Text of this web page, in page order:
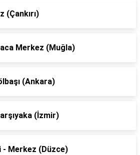
(Çankırı)
Merkez (Muğla)
(Ankara)
(İzmir)
- Merkez (Düzce)